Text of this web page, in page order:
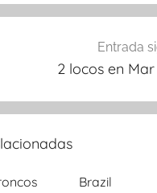
Entrada
2 locos en
Brazil